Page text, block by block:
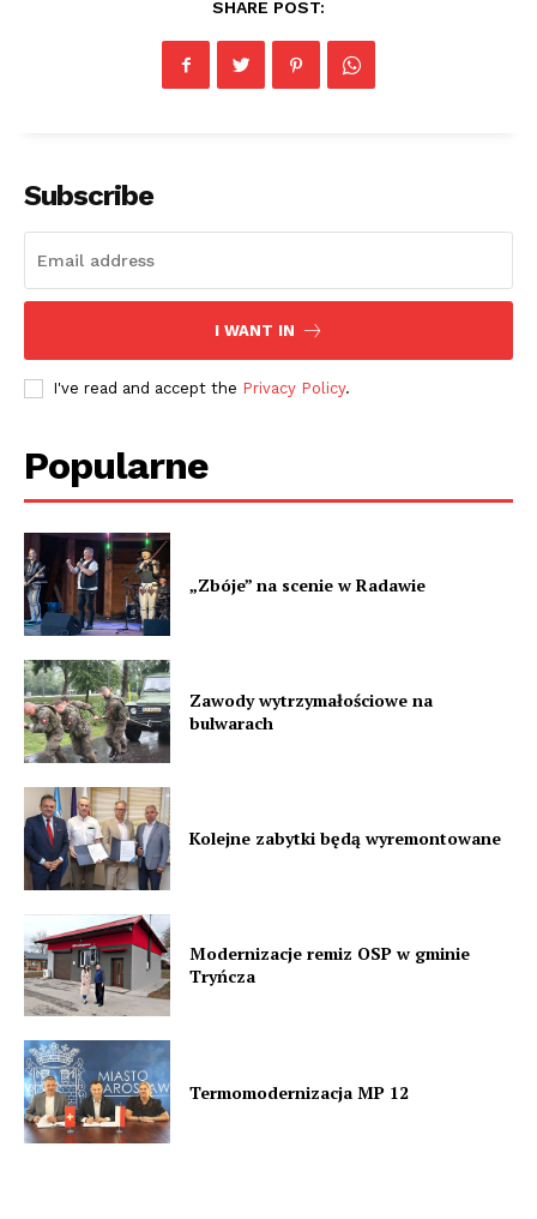
SHARE POST:
Subscribe
I WANT IN
I've read and accept the Privacy Policy.
Popularne
„Zbóje” na scenie w Radawie
Zawody wytrzymałościowe na
bulwarach
Kolejne zabytki będą wyremontowane
Modernizacje remiz OSP w gminie
Tryńcza
Termomodernizacja MP 12